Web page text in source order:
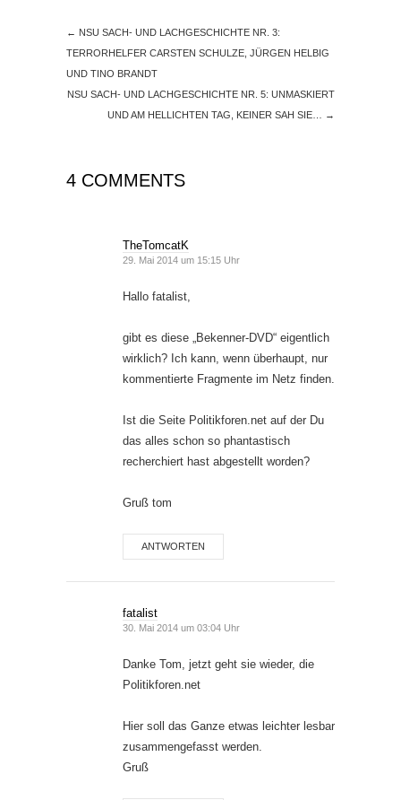
← NSU SACH- UND LACHGESCHICHTE NR. 3:
TERRORHELFER CARSTEN SCHULZE, JÜRGEN HELBIG
UND TINO BRANDT
NSU SACH- UND LACHGESCHICHTE NR. 5: UNMASKIERT
UND AM HELLICHTEN TAG, KEINER SAH SIE…
→
4 COMMENTS
TheTomcatK
29. Mai 2014 um 15:15 Uhr
Hallo fatalist,
gibt es diese „Bekenner-DVD“ eigentlich
wirklich? Ich kann, wenn überhaupt, nur
kommentierte Fragmente im Netz finden.
Ist die Seite Politikforen.net auf der Du
das alles schon so phantastisch
recherchiert hast abgestellt worden?
Gruß tom
ANTWORTEN
fatalist
30. Mai 2014 um 03:04 Uhr
Danke Tom, jetzt geht sie wieder, die
Politikforen.net
Hier soll das Ganze etwas leichter lesbar
zusammengefasst werden.
Gruß